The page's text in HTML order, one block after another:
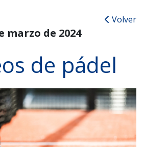
Volver
marzo de 2024
de pádel